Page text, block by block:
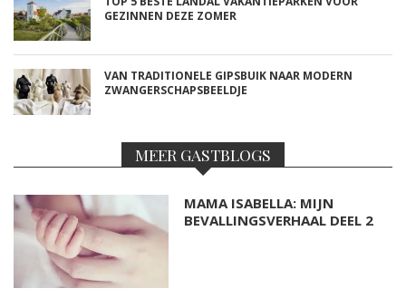
GEZINNEN DEZE ZOMER
VAN TRADITIONELE GIPSBUIK NAAR MODERN
ZWANGERSCHAPSBEELDJE
MEER GASTBLOGS
MAMA ISABELLA: MIJN
BEVALLINGSVERHAAL DEEL 2